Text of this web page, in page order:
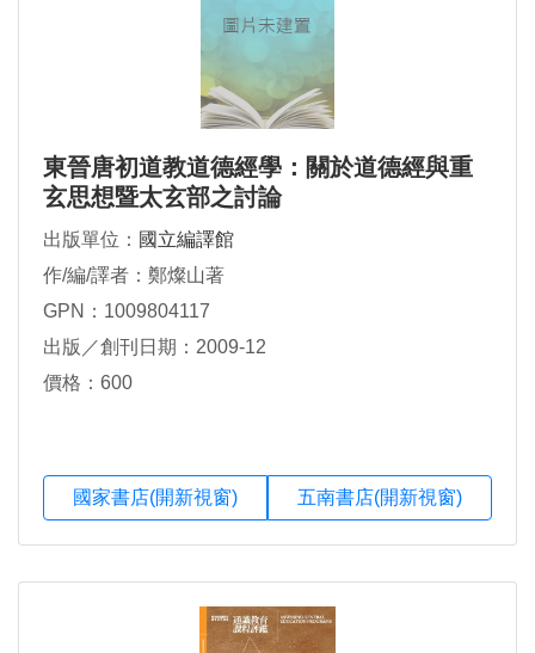
東晉唐初道教道德經學：關於道德經與重
玄思想暨太玄部之討論
出版單位： 國立編譯館
作/編/譯者：鄭燦山著
GPN：1009804117
出版／創刊日期：2009-12
價格：600
國家書店(開新視窗) 五南書店(開新視窗)